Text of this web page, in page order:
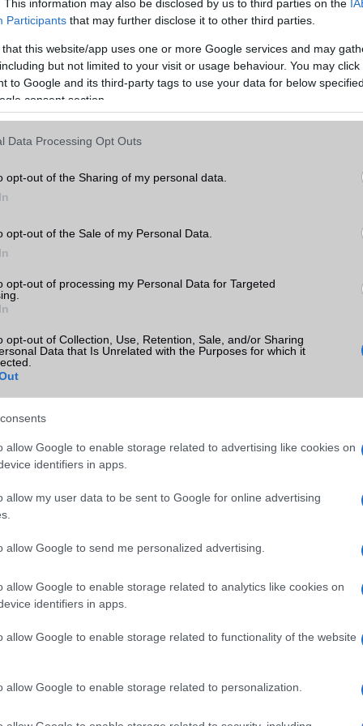
This information may also be disclosed by us to third parties on the
Participants that may further disclose it to other third parties.
that this website/app uses one or more Google services and may
but not limited to your visit or usage behaviour. You may
to Google and its third-party tags to use your data for below
consent section.
Data Processing Opt Outs
opt-out of the Sharing of my personal data.
opt-out of the Sale of my Personal Data.
opt-out of processing my Personal Data for Targeted
opt-out of Collection, Use, Retention, Sale, and/or Sharing
Data that Is Unrelated with the Purposes for which it
allow Google to enable storage related to advertising like cookies on
identifiers in apps.
allow my user data to be sent to Google for online advertising
allow Google to send me personalized advertising.
allow Google to enable storage related to analytics like cookies on
identifiers in apps.
allow Google to enable storage related to functionality of the website
allow Google to enable storage related to personalization.
Telefonkönyv db dinamikus
Min. memória 1.5 GB
ADATCSERE
MMS Nincs
Bluetooth v5,x
Wi-Fi (alap)g/b v4 (n)
Wi-Fi extra
NFC Van
GPS
AKKUMULÁTOR